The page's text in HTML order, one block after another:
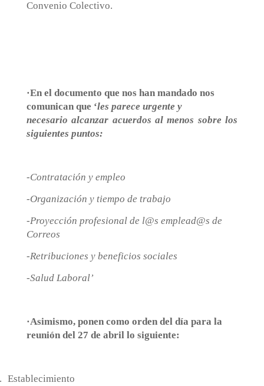
Convenio Colectivo.
·En el documento que nos han mandado nos
comunican que ‘les parece urgente y
necesario alcanzar acuerdos al menos sobre los
siguientes puntos:
-Contratación y empleo
-Organización y tiempo de trabajo
-Proyección profesional de l@s emplead@s de
Correos
-Retribuciones y beneficios sociales
-Salud Laboral’
·Asimismo, ponen como orden del día para la
reunión del 27 de abril lo siguiente:
Establecimiento